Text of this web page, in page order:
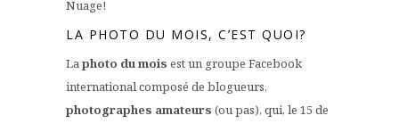
Nuage!
LA PHOTO DU MOIS, C’EST QUOI?
Laphoto du mois est un groupe Facebook
international composé de blogueurs,
photographes amateurs (ou pas), qui, le 15 de